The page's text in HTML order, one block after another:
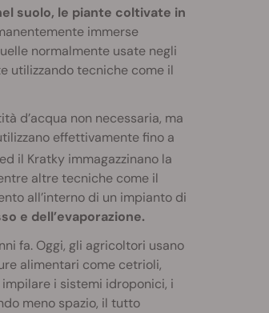
suolo, le piante coltivate in
immerse
normalmente usate negli
utilizzando tecniche come il
d’acqua non necessaria, ma
effettivamente fino a
il Kratky immagazzinano la
altre tecniche come il
all’interno di un impianto di
e dell’evaporazione.
fa. Oggi, gli agricoltori usano
alimentari come cetrioli,
i sistemi idroponici, i
meno spazio, il tutto